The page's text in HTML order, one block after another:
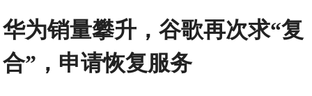
华为销量攀升，谷歌再次求“复
合”，申请恢复服务